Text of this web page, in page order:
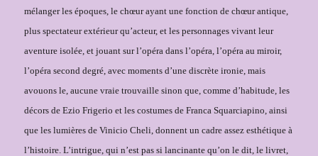
mélanger les époques, le chœur ayant une fonction de chœur antique,
plus spectateur extérieur qu’acteur, et les personnages vivant leur
aventure isolée, et jouant sur l’opéra dans l’opéra, l’opéra au miroir,
l’opéra second degré, avec moments d’une discrète ironie, mais
avouons le, aucune vraie trouvaille sinon que, comme d’habitude, les
décors de Ezio Frigerio et les costumes de Franca Squarciapino, ainsi
que les lumières de Vinicio Cheli, donnent un cadre assez esthétique à
l’histoire. L’intrigue, qui n’est pas si lancinante qu’on le dit, le livret,